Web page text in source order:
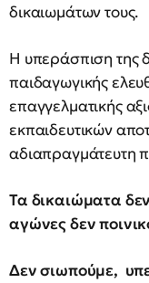
δικαιωμάτων τους.
Η υπεράσπιση της
παιδαγωγικής
επαγγελματικής
εκπαιδευτικών
αδιαπραγμάτευτη
Τα δικαιώματα
αγώνες δεν
Δεν σιωπούμε,